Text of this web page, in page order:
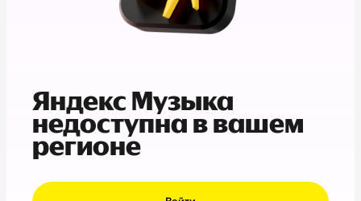
Яндекс Музыка
недоступна в вашем
регионе